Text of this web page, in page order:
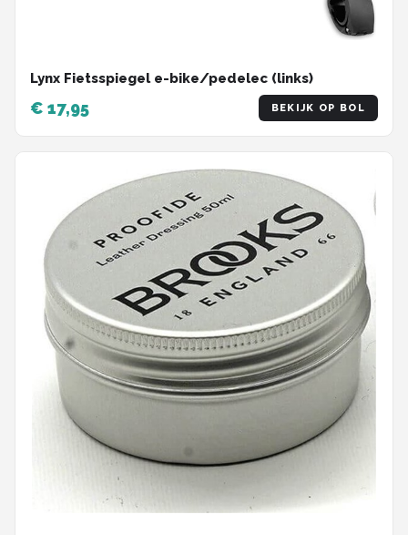
Lynx Fietsspiegel e-bike/pedelec (links)
€ 17,95 BEKIJK OP BOL